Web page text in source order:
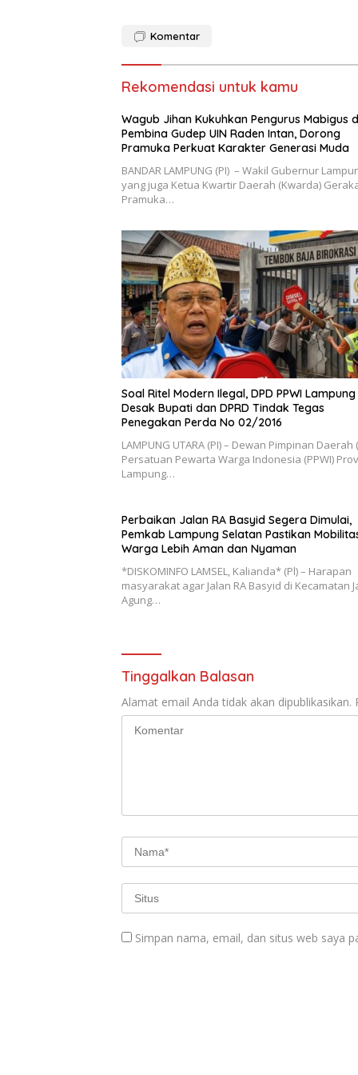
Komentar
Rekomendasi untuk kamu
Wagub Jihan Kukuhkan Pengurus Mabigus
Pembina Gudep UIN Raden Intan, Dorong
Pramuka Perkuat Karakter Generasi Muda
BANDAR LAMPUNG (PI) – Wakil Gubernur
yang juga Ketua Kwartir Daerah (Kwarda)
Pramuka…
Soal Ritel Modern Ilegal, DPD PPWI Lampung
Desak Bupati dan DPRD Tindak Tegas
Penegakan Perda No 02/2016
​LAMPUNG UTARA (PI) – Dewan Pimpinan Daerah
Persatuan Pewarta Warga Indonesia (PPWI)
Lampung…
Perbaikan Jalan RA Basyid Segera Dimulai,
Pemkab Lampung Selatan Pastikan
Warga Lebih Aman dan Nyaman
*DISKOMINFO LAMSEL, Kalianda* (Pl) – Harapan
masyarakat agar Jalan RA Basyid di Kecamatan
Agung…
Tinggalkan Balasan
Alamat email Anda tidak akan dipublikasikan.
Simpan nama, email, dan situs web saya